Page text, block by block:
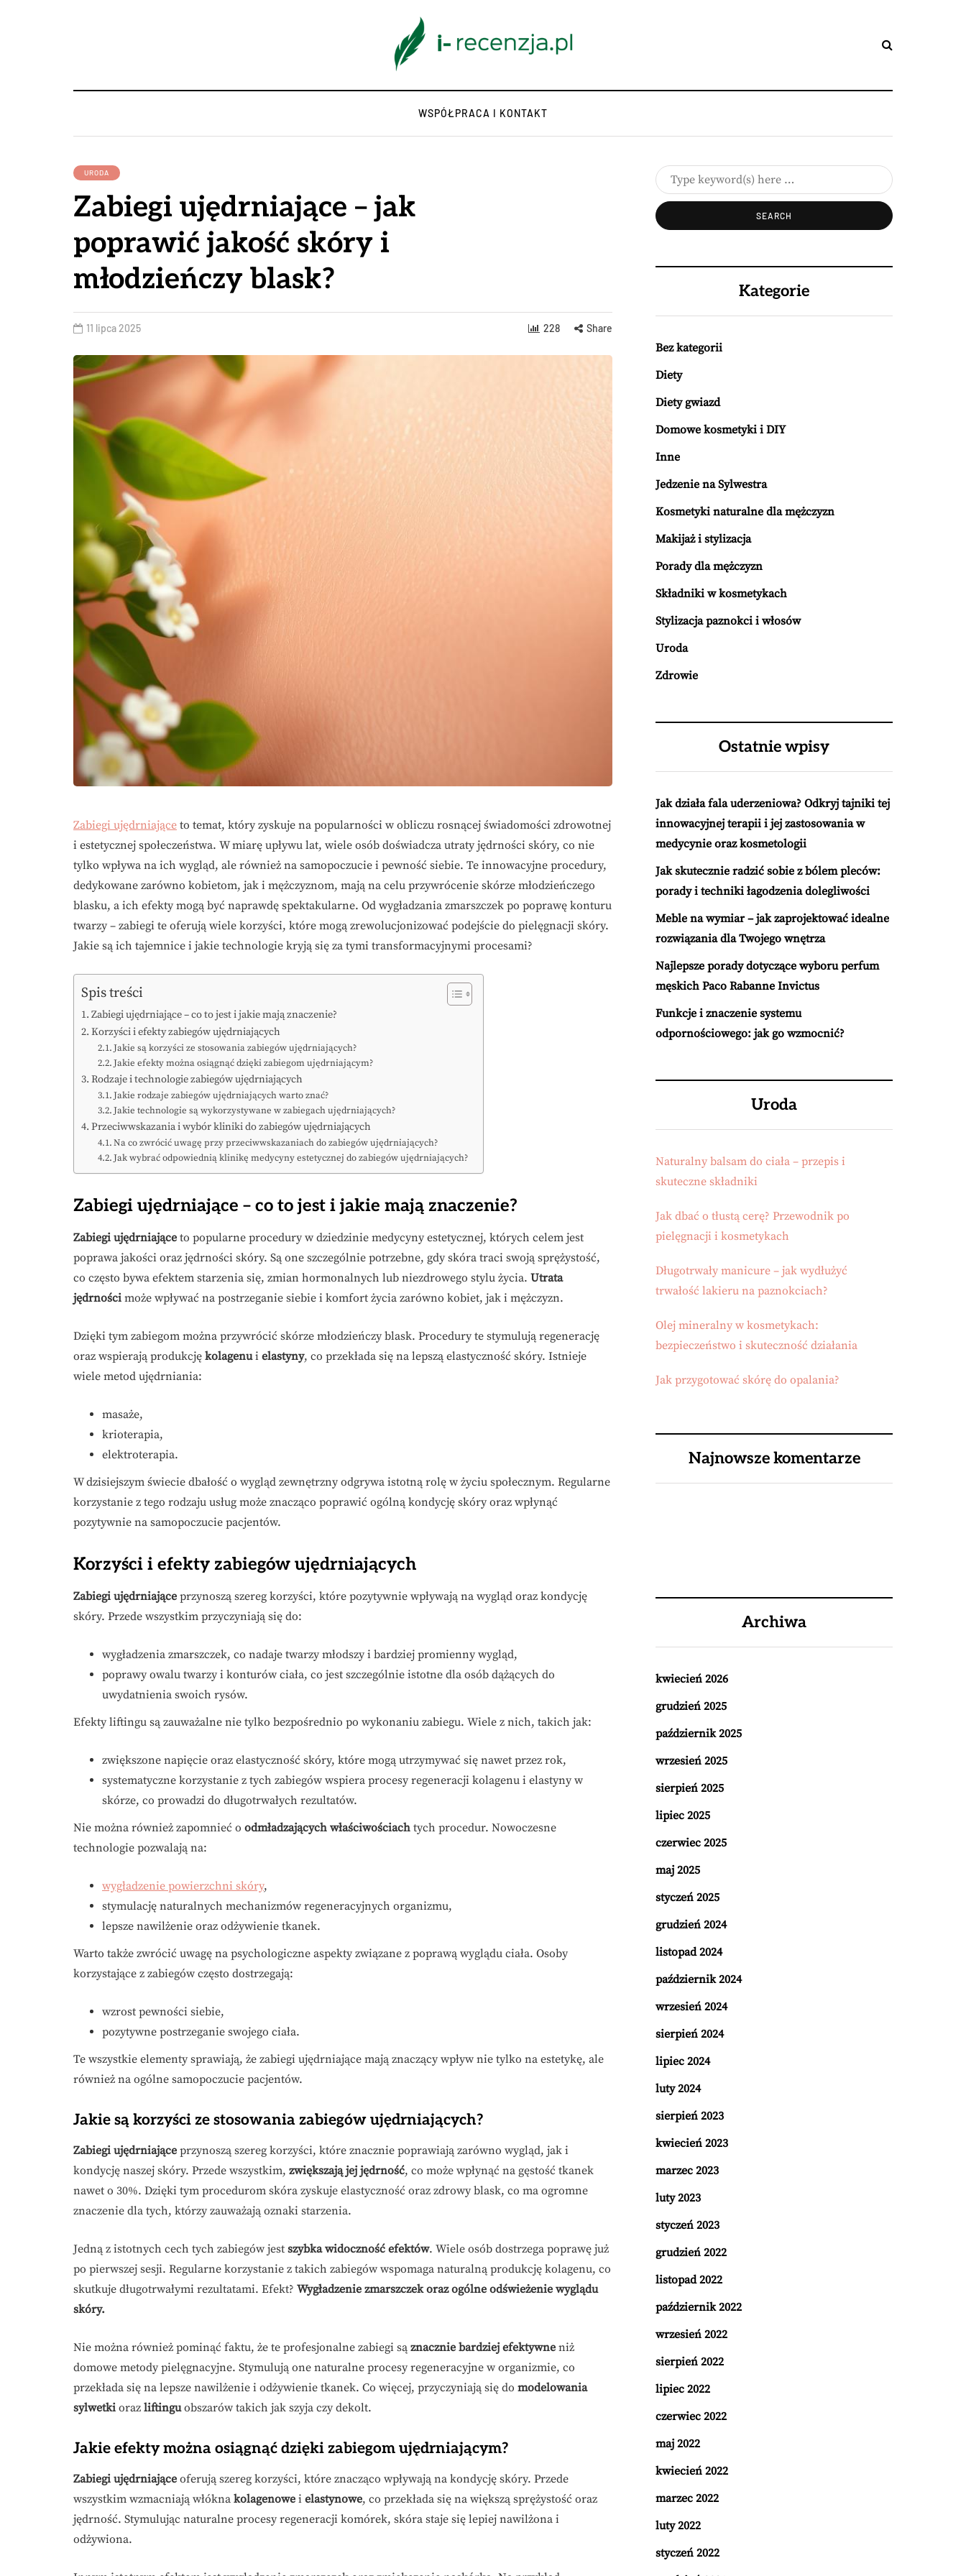
WSPÓŁPRACA I KONTAKT
URODA
Zabiegi ujędrniające – jak
poprawić jakość skóry i
młodzieńczy blask?
11 lipca 2025 228 Share
Zabiegi ujędrniające to temat, który zyskuje na popularności w obliczu rosnącej świadomości zdrowotnej
i estetycznej społeczeństwa. W miarę upływu lat, wiele osób doświadcza utraty jędrności skóry, co nie
tylko wpływa na ich wygląd, ale również na samopoczucie i pewność siebie. Te innowacyjne procedury,
dedykowane zarówno kobietom, jak i mężczyznom, mają na celu przywrócenie skórze młodzieńczego
blasku, a ich efekty mogą być naprawdę spektakularne. Od wygładzania zmarszczek po poprawę konturu
twarzy – zabiegi te oferują wiele korzyści, które mogą zrewolucjonizować podejście do pielęgnacji skóry.
Jakie są ich tajemnice i jakie technologie kryją się za tymi transformacyjnymi procesami?
Spis treści
Zabiegi ujędrniające – co to jest i jakie mają znaczenie?
Korzyści i efekty zabiegów ujędrniających
Jakie są korzyści ze stosowania zabiegów ujędrniających?
Jakie efekty można osiągnąć dzięki zabiegom ujędrniającym?
Rodzaje i technologie zabiegów ujędrniających
Jakie rodzaje zabiegów ujędrniających warto znać?
Jakie technologie są wykorzystywane w zabiegach ujędrniających?
Przeciwwskazania i wybór kliniki do zabiegów ujędrniających
Na co zwrócić uwagę przy przeciwwskazaniach do zabiegów ujędrniających?
Jak wybrać odpowiednią klinikę medycyny estetycznej do zabiegów ujędrniających?
Zabiegi ujędrniające – co to jest i jakie mają znaczenie?
Zabiegi ujędrniające to popularne procedury w dziedzinie medycyny estetycznej, których celem jest
poprawa jakości oraz jędrności skóry. Są one szczególnie potrzebne, gdy skóra traci swoją sprężystość,
co często bywa efektem starzenia się, zmian hormonalnych lub niezdrowego stylu życia. Utrata
jędrności może wpływać na postrzeganie siebie i komfort życia zarówno kobiet, jak i mężczyzn.
Dzięki tym zabiegom można przywrócić skórze młodzieńczy blask. Procedury te stymulują regenerację
oraz wspierają produkcję kolagenui elastyny, co przekłada się na lepszą elastyczność skóry. Istnieje
wiele metod ujędrniania:
masaże,
krioterapia,
elektroterapia.
W dzisiejszym świecie dbałość o wygląd zewnętrzny odgrywa istotną rolę w życiu społecznym. Regularne
korzystanie z tego rodzaju usług może znacząco poprawić ogólną kondycję skóry oraz wpłynąć
pozytywnie na samopoczucie pacjentów.
Korzyści i efekty zabiegów ujędrniających
Zabiegi ujędrniające przynoszą szereg korzyści, które pozytywnie wpływają na wygląd oraz kondycję
skóry. Przede wszystkim przyczyniają się do:
wygładzenia zmarszczek, co nadaje twarzy młodszy i bardziej promienny wygląd,
poprawy owalu twarzy i konturów ciała, co jest szczególnie istotne dla osób dążących do
uwydatnienia swoich rysów.
Efekty liftingu są zauważalne nie tylko bezpośrednio po wykonaniu zabiegu. Wiele z nich, takich jak:
zwiększone napięcie oraz elastyczność skóry, które mogą utrzymywać się nawet przez rok,
systematyczne korzystanie z tych zabiegów wspiera procesy regeneracji kolagenu i elastyny w
skórze, co prowadzi do długotrwałych rezultatów.
Nie można również zapomnieć o odmładzających właściwościach tych procedur. Nowoczesne
technologie pozwalają na:
wygładzenie powierzchni skóry,
stymulację naturalnych mechanizmów regeneracyjnych organizmu,
lepsze nawilżenie oraz odżywienie tkanek.
Warto także zwrócić uwagę na psychologiczne aspekty związane z poprawą wyglądu ciała. Osoby
korzystające z zabiegów często dostrzegają:
wzrost pewności siebie,
pozytywne postrzeganie swojego ciała.
Te wszystkie elementy sprawiają, że zabiegi ujędrniające mają znaczący wpływ nie tylko na estetykę, ale
również na ogólne samopoczucie pacjentów.
Jakie są korzyści ze stosowania zabiegów ujędrniających?
Zabiegi ujędrniające przynoszą szereg korzyści, które znacznie poprawiają zarówno wygląd, jak i
kondycję naszej skóry. Przede wszystkim, zwiększają jej jędrność, co może wpłynąć na gęstość tkanek
nawet o 30%. Dzięki tym procedurom skóra zyskuje elastyczność oraz zdrowy blask, co ma ogromne
znaczenie dla tych, którzy zauważają oznaki starzenia.
Jedną z istotnych cech tych zabiegów jest szybka widoczność efektów. Wiele osób dostrzega poprawę już
po pierwszej sesji. Regularne korzystanie z takich zabiegów wspomaga naturalną produkcję kolagenu, co
skutkuje długotrwałymi rezultatami. Efekt? Wygładzenie zmarszczek oraz ogólne odświeżenie wyglądu
skóry.
Nie można również pominąć faktu, że te profesjonalne zabiegi są znacznie bardziej efektywne niż
domowe metody pielęgnacyjne. Stymulują one naturalne procesy regeneracyjne w organizmie, co
przekłada się na lepsze nawilżenie i odżywienie tkanek. Co więcej, przyczyniają się do modelowania
sylwetki oraz liftinguobszarów takich jak szyja czy dekolt.
Jakie efekty można osiągnąć dzięki zabiegom ujędrniającym?
Zabiegi ujędrniające oferują szereg korzyści, które znacząco wpływają na kondycję skóry. Przede
wszystkim wzmacniają włókna kolagenowe i elastynowe, co przekłada się na większą sprężystość oraz
jędrność. Stymulując naturalne procesy regeneracji komórek, skóra staje się lepiej nawilżona i
odżywiona.
Kategorie
Bez kategorii
Diety
Diety gwiazd
Domowe kosmetyki i DIY
Inne
Jedzenie na Sylwestra
Kosmetyki naturalne dla mężczyzn
Makijaż i stylizacja
Porady dla mężczyzn
Składniki w kosmetykach
Stylizacja paznokci i włosów
Uroda
Zdrowie
Ostatnie wpisy
Jak działa fala uderzeniowa? Odkryj tajniki tej
innowacyjnej terapii i jej zastosowania w
medycynie oraz kosmetologii
Jak skutecznie radzić sobie z bólem pleców:
porady i techniki łagodzenia dolegliwości
Meble na wymiar – jak zaprojektować idealne
rozwiązania dla Twojego wnętrza
Najlepsze porady dotyczące wyboru perfum
męskich Paco Rabanne Invictus
Funkcje i znaczenie systemu
odpornościowego: jak go wzmocnić?
Uroda
Naturalny balsam do ciała – przepis i
skuteczne składniki
Jak dbać o tłustą cerę? Przewodnik po
pielęgnacji i kosmetykach
Długotrwały manicure – jak wydłużyć
trwałość lakieru na paznokciach?
Olej mineralny w kosmetykach:
bezpieczeństwo i skuteczność działania
Jak przygotować skórę do opalania?
Najnowsze komentarze
Archiwa
kwiecień 2026
grudzień 2025
październik 2025
wrzesień 2025
sierpień 2025
lipiec 2025
czerwiec 2025
maj 2025
styczeń 2025
grudzień 2024
listopad 2024
październik 2024
wrzesień 2024
sierpień 2024
lipiec 2024
luty 2024
sierpień 2023
kwiecień 2023
marzec 2023
luty 2023
styczeń 2023
grudzień 2022
listopad 2022
październik 2022
wrzesień 2022
sierpień 2022
lipiec 2022
czerwiec 2022
maj 2022
kwiecień 2022
marzec 2022
luty 2022
styczeń 2022